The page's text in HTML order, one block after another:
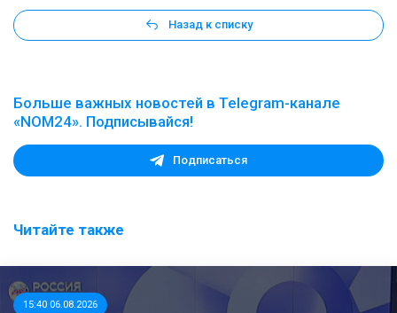
Назад к списку
Больше важных новостей в Telegram-канале
«NOM24». Подписывайся!
Подписаться
Читайте также
15:40 06.08.2026